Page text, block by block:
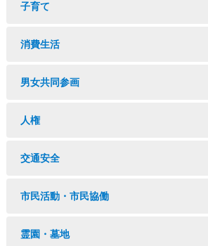
子育て
消費生活
男女共同参画
人権
交通安全
市民活動・市民協働
霊園・墓地